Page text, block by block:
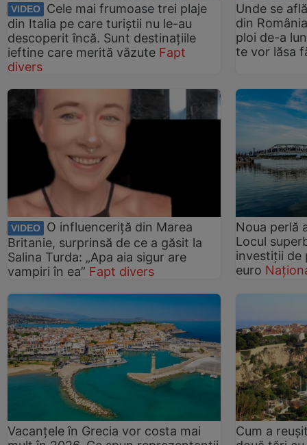
VIDEO
Cele mai frumoase trei plaje
din Italia pe care turiștii nu le-au
descoperit încă. Sunt destinațiile
ieftine care merită văzute Fapt
divers
Unde se
din
ploi de-a
te vor lăsa
VIDEO
O influenceriță din Marea
Britanie, surprinsă de ce a găsit la
Salina Turda: „Apa aia sigur are
vampiri în ea” Fapt divers
Noua perlă
Locul
investiții de
euro
Vacanțele în Grecia vor costa mai
Cum a